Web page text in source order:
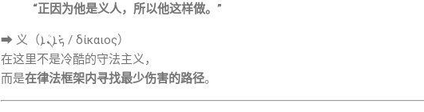
“正因为他是义人，所以他这样做。”
➡ 义（ܟ݁ܺܐܢܳܐ / δίκαιος）
在这里不是冷酷的守法主义，
而是在律法框架内寻找最少伤害的路径。